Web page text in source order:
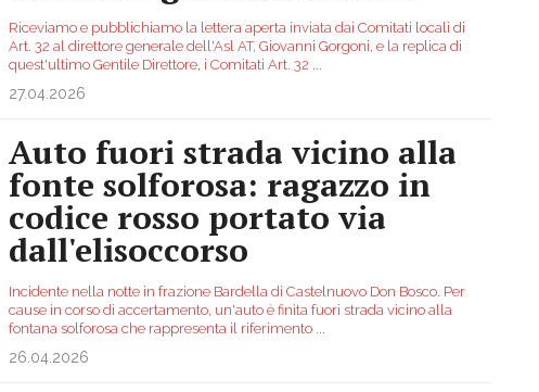
Riceviamo e pubblichiamo la lettera aperta inviata dai Comitati locali di
Art. 32 al direttore generale dell'Asl AT, Giovanni Gorgoni, e la replica di
quest'ultimo Gentile Direttore, i Comitati Art. 32
27.04.2026
Auto fuori strada vicino alla
fonte solforosa: ragazzo in
codice rosso portato via
dall'elisoccorso
Incidente nella notte in frazione Bardella di Castelnuovo Don Bosco. Per
cause in corso di accertamento, un'auto è finita fuori strada vicino alla
fontana solforosa che rappresenta il riferimento
26.04.2026